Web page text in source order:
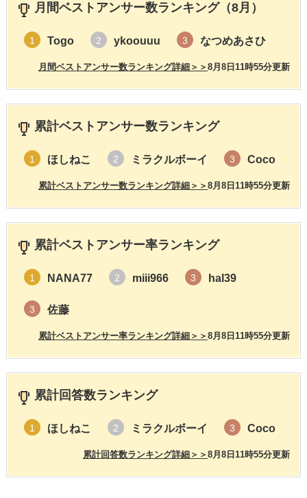
月間ベストアンサー数ランキング（8月）
1 Togo 2 ykoouuu 3 なつめあさひ
8月8日11時55分更新
月間ベストアンサー数ランキング詳細＞＞
累計ベストアンサー数ランキング
1 ほしねこ 2 ミラクルボーイ 3 Coco
8月8日11時55分更新
累計ベストアンサー数ランキング詳細＞＞
累計ベストアンサー率ランキング
1 NANA77 2 miii966 3 hal39
3 佐藤
8月8日11時55分更新
累計ベストアンサー率ランキング詳細＞＞
累計回答数ランキング
1 ほしねこ 2 ミラクルボーイ 3 Coco
8月8日11時55分更新
累計回答数ランキング詳細＞＞